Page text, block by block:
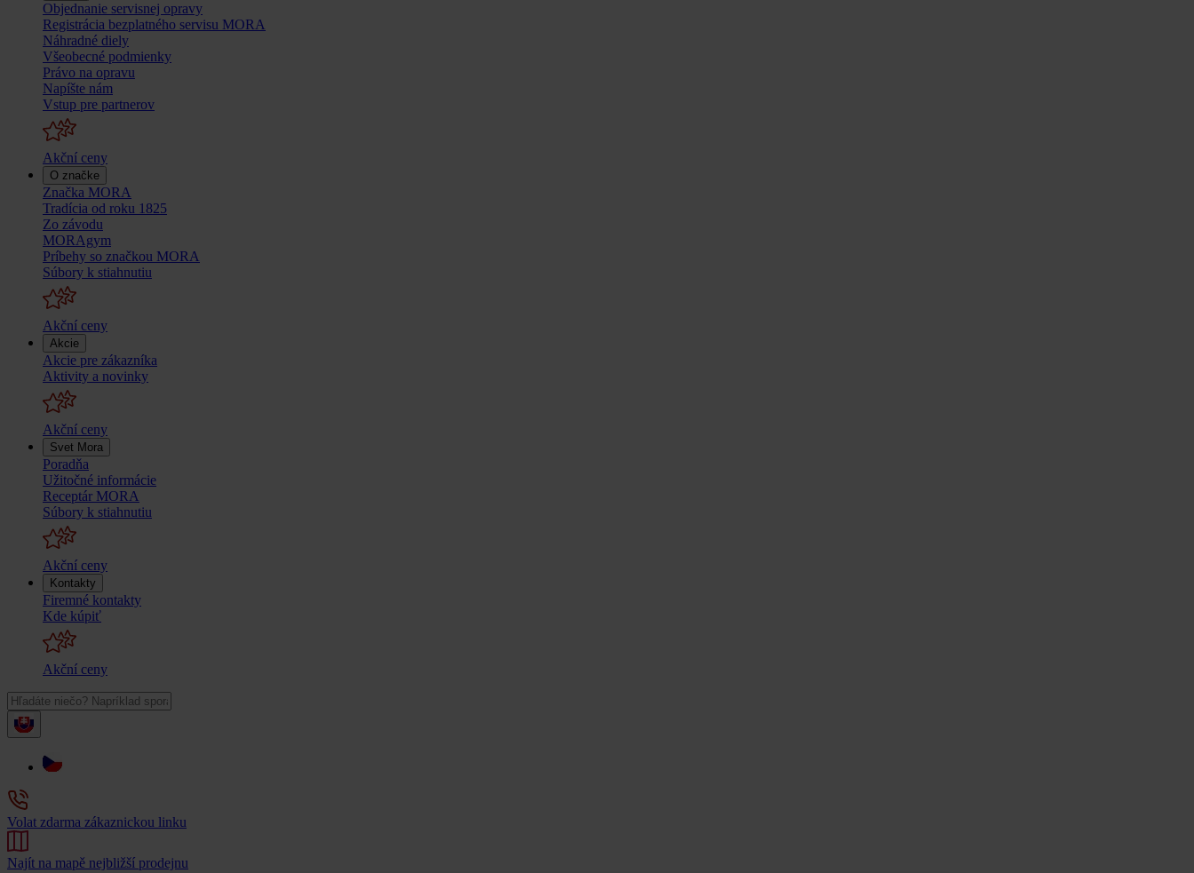
Objednanie servisnej opravy
Registrácia bezplatného servisu MORA
Náhradné diely
Všeobecné podmienky
Právo na opravu
Napíšte nám
Vstup pre partnerov
Akční ceny
O značke
Značka MORA
Tradícia od roku 1825
Zo závodu
MORAgym
Príbehy so značkou MORA
Súbory k stiahnutiu
Akční ceny
Akcie
Akcie pre zákazníka
Aktivity a novinky
Akční ceny
Svet Mora
Poradňa
Užitočné informácie
Receptár MORA
Súbory k stiahnutiu
Akční ceny
Kontakty
Firemné kontakty
Kde kúpiť
Akční ceny
Volat zdarma zákaznickou linku
Najít na mapě nejbližší prodejnu